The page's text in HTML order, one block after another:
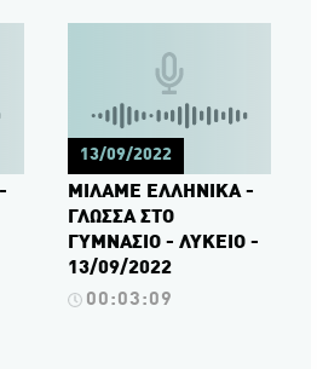
13/09/2022
ΜΙΛΑΜΕ ΕΛΛΗΝΙΚΑ -
ΓΛΩΣΣΑ ΣΤΟ
ΓΥΜΝΑΣΙΟ - ΛΥΚΕΙΟ -
13/09/2022
00:03:09